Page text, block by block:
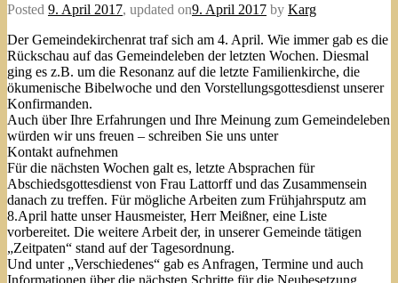
Posted 9. April 2017, updated on9. April 2017 by Karg
Der Gemeindekirchenrat traf sich am 4. April. Wie immer gab es die
Rückschau auf das Gemeindeleben der letzten Wochen. Diesmal
ging es z.B. um die Resonanz auf die letzte Familienkirche, die
ökumenische Bibelwoche und den Vorstellungsgottesdienst unserer
Konfirmanden.
Auch über Ihre Erfahrungen und Ihre Meinung zum Gemeindeleben
würden wir uns freuen – schreiben Sie uns unter
Kontakt aufnehmen
Für die nächsten Wochen galt es, letzte Absprachen für
Abschiedsgottesdienst von Frau Lattorff und das Zusammensein
danach zu treffen. Für mögliche Arbeiten zum Frühjahrsputz am
8.April hatte unser Hausmeister, Herr Meißner, eine Liste
vorbereitet. Die weitere Arbeit der, in unserer Gemeinde tätigen
„Zeitpaten“ stand auf der Tagesordnung.
Und unter „Verschiedenes“ gab es Anfragen, Termine und auch
Informationen über die nächsten Schritte für die Neubesetzung